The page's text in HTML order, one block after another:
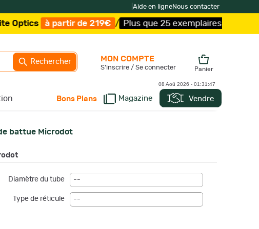
Aide en ligneNous contacter
219€ / Plus que 25 exemplaires ! /Livraison offerte et
Rechercher
Bons Plans Magazine Vendre
MON COMPTE
S'inscrire / Se connecter Panier
08 Aoû 2026 - 01:31:49
battue Microdot
Diamètre du tube --
Type de réticule --